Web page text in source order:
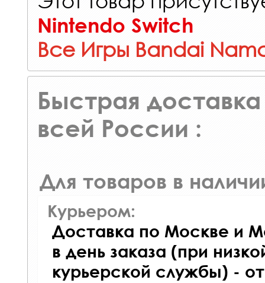
Nintendo Switch
Все Игры Bandai
Быстрая доставка
всей России :
Для товаров в
Курьером:
Доставка по Москве и
в день заказа (при
курьерской службы) -